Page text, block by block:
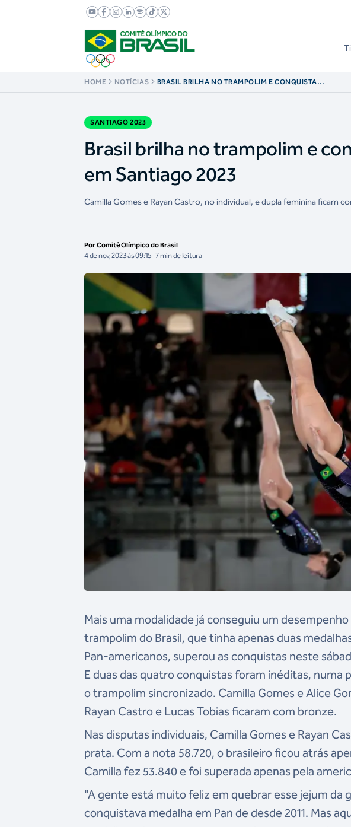
HOME NOTÍCIAS
BRASIL BRILHA NO TRAMPOLIM E CONQUISTA
SANTIAGO 2023
Brasil brilha no trampolim e
em Santiago 2023
Camilla Gomes e Rayan Castro, no individual, e dupla feminina ficam
Por Comitê Olímpico do Brasil
4 de nov, 2023 às 09:15 | 7 min de leitura
Mais uma modalidade já conseguiu um
trampolim do Brasil, que tinha apenas duas
Pan-americanos, superou as conquistas neste
E duas das quatro conquistas foram inéditas,
o trampolim sincronizado. Camilla Gomes e Alice
Rayan Castro e Lucas Tobias ficaram com bronze.
Nas disputas individuais, Camilla Gomes e Rayan
prata. Com a nota 58.720, o brasileiro ficou atrás
Camilla fez 53.840 e foi superada apenas pela
"A gente está muito feliz em quebrar esse jejum da
conquistava medalha em Pan de desde 2011. Mas